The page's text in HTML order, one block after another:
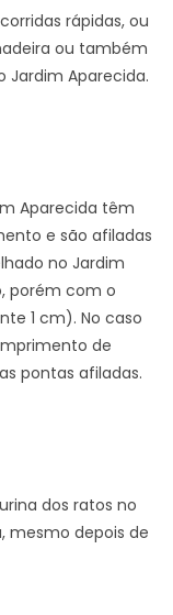
rápidas, ou
ou também
Jardim Aparecida.
Aparecida têm
e são afiladas
no Jardim
porém com o
1 cm). No caso
de
pontas afiladas.
dos ratos no
mesmo depois de